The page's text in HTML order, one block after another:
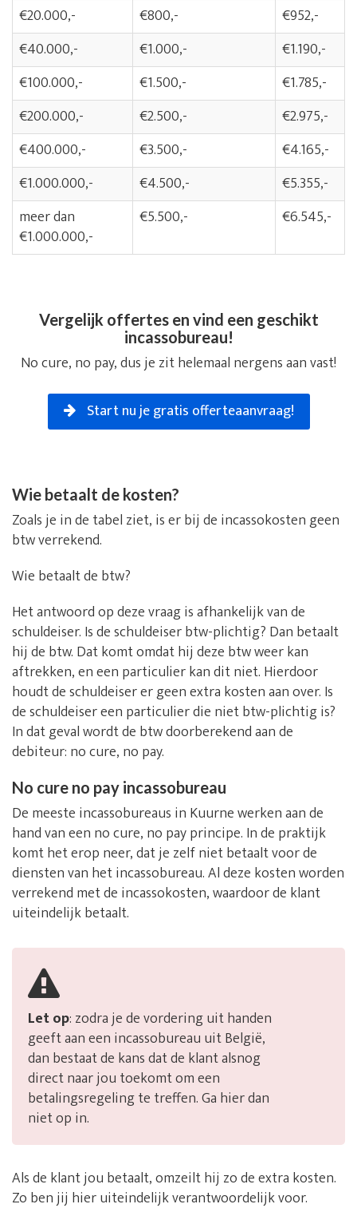
€20.000,-
€800,-
€952,-
€40.000,-
€1.000,-
€1.190,-
€100.000,-
€1.500,-
€1.785,-
€200.000,-
€2.500,-
€2.975,-
€400.000,-
€3.500,-
€4.165,-
€1.000.000,-
€4.500,-
€5.355,-
meer dan
€1.000.000,-
€5.500,- €6.545,-
Vergelijk offertes en vind een geschikt
incassobureau!
No cure, no pay, dus je zit helemaal nergens aan vast!
Start nu je gratis offerteaanvraag!
Wie betaalt de kosten?
Zoals je in de tabel ziet, is er bij de incassokosten geen
btw verrekend.
Wie betaalt de btw?
Het antwoord op deze vraag is afhankelijk van de
schuldeiser. Is de schuldeiser btw-plichtig? Dan betaalt
hij de btw. Dat komt omdat hij deze btw weer kan
aftrekken, en een particulier kan dit niet. Hierdoor
houdt de schuldeiser er geen extra kosten aan over. Is
de schuldeiser een particulier die niet btw-plichtig is?
In dat geval wordt de btw doorberekend aan de
debiteur: no cure, no pay.
No cure no pay incassobureau
De meeste incassobureaus in Kuurne werken aan de
hand van een no cure, no pay principe. In de praktijk
komt het erop neer, dat je zelf niet betaalt voor de
diensten van het incassobureau. Al deze kosten worden
verrekend met de incassokosten, waardoor de klant
uiteindelijk betaalt.
Let op: zodra je de vordering uit handen
geeft aan een incassobureau uit België,
dan bestaat de kans dat de klant alsnog
direct naar jou toekomt om een
betalingsregeling te treffen. Ga hier dan
niet op in.
Als de klant jou betaalt, omzeilt hij zo de extra kosten.
Zo ben jij hier uiteindelijk verantwoordelijk voor.